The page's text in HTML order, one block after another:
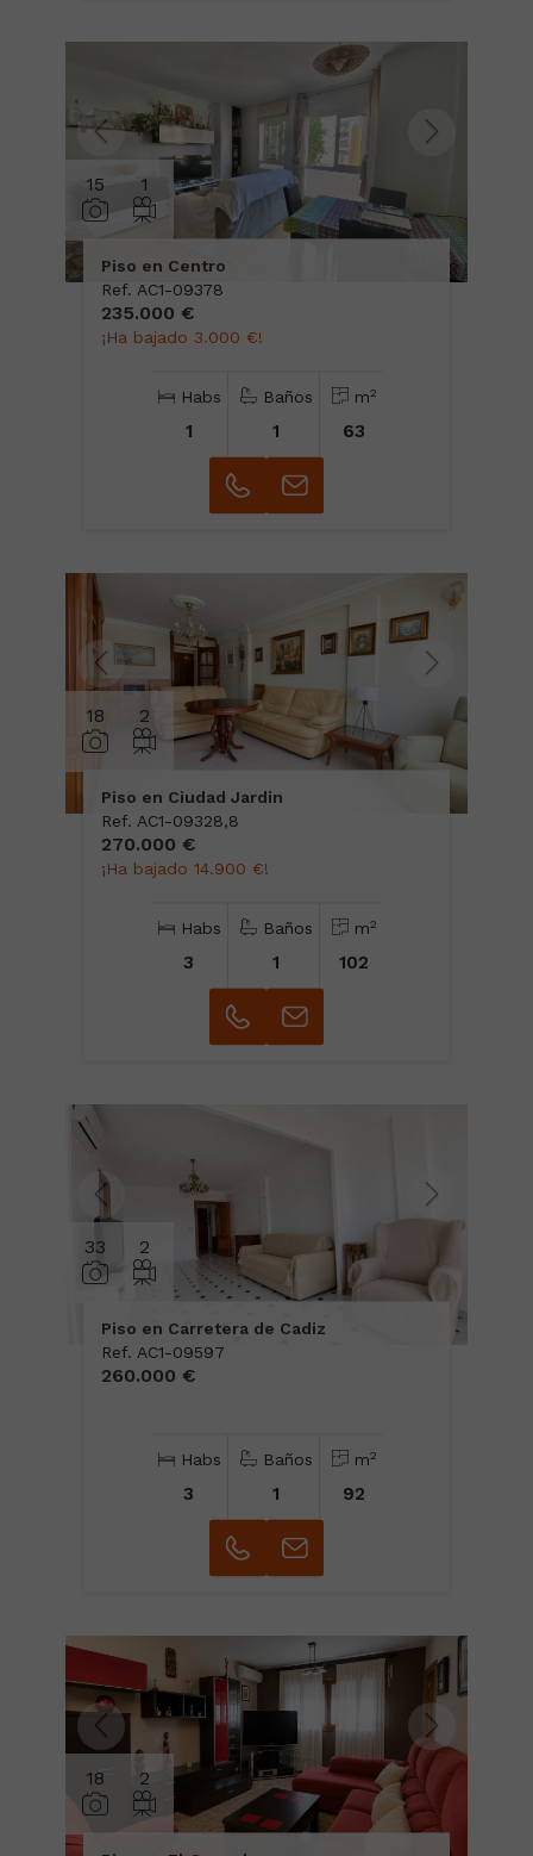
15 1
Piso en Centro
Ref. AC1-09378
235.000 €
¡Ha bajado 3.000 €!
Habs
1
Baños
1
m2
63
18 2
Piso en Ciudad Jardin
Ref. AC1-09328,8
270.000 €
¡Ha bajado 14.900 €!
Habs
3
Baños
1
m2
102
33 2
Piso en Carretera de Cadiz
Ref. AC1-09597
260.000 €
Habs
3
Baños
1
m2
92
18 2